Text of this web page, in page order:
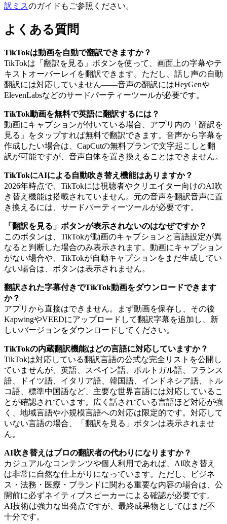
訳ミスのガイドもご参照ください。
よくある質問
TikTokは動画を自動で翻訳できますか？
TikTokは「翻訳を見る」ボタンを使って、画面上の字幕やテ
キストオーバーレイを翻訳できます。ただし、話し声の自動
翻訳には対応していません——音声の翻訳にはHeyGenや
ElevenLabsなどのサードパーティーツールが必要です。
TikTok動画を無料で英語に翻訳するには？
動画にキャプションが付いている場合、アプリ内の「翻訳を
見る」をタップすれば無料で翻訳できます。音声から字幕を
作成したい場合は、CapCutの無料プランで文字起こしと翻
訳が可能ですが、音声自体を置き換えることはできません。
TikTokにAIによる自動吹き替え機能はありますか？
2026年時点で、TikTokには視聴者やクリエイター向けのAI吹
き替え機能は搭載されていません。元の音声を翻訳音声に置
き換えるには、サードパーティーツールが必要です。
「翻訳を見る」ボタンが表示されないのはなぜですか？
このボタンは、TikTokが動画のキャプションと言語設定が異
なると判断した場合のみ表示されます。動画にキャプション
がない場合や、TikTokが自動キャプションをまだ生成してい
ない場合は、ボタンは表示されません。
翻訳された字幕付きでTikTok動画をダウンロードできます
か？
アプリから直接はできません。まず動画を保存し、その後
KapwingやVEEDにアップロードして翻訳字幕を追加し、新
しいバージョンをダウンロードしてください。
TikTokの内蔵翻訳機能はどの言語に対応していますか？
TikTokは対応している翻訳言語の公式な完全リストを公開し
ていませんが、英語、スペイン語、ポルトガル語、フランス
語、ドイツ語、イタリア語、韓国語、インドネシア語、トル
コ語、標準中国語など、主要な世界言語には対応しているこ
とが確認されています。広く話されている言語ほど対応が強
く、地域言語や小規模言語への対応は限定的です。対応して
いない言語の場合、「翻訳を見る」ボタンは表示されませ
ん。
AI吹き替えはプロの翻訳者の代わりになりますか？
カジュアルなコンテンツや個人利用であれば、AI吹き替え
は非常に自然な仕上がりになっています。ただし、ビジネ
ス・法務・医療・ブランドに関わる重要な内容の場合は、公
開前に必ずネイティブスピーカーによる確認が必要です。
AI技術は強力な出発点ですが、最終成果物としてはまだ不
十分です。